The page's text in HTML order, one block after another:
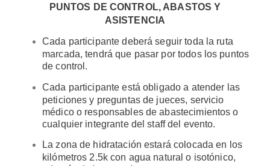
PUNTOS DE CONTROL, ABASTOS Y
ASISTENCIA
Cada participante deberá seguir toda la ruta
marcada, tendrá que pasar por todos los puntos
de control.
Cada participante está obligado a atender las
peticiones y preguntas de jueces, servicio
médico o responsables de abastecimientos o
cualquier integrante del staff del evento.
La zona de hidratación estará colocada en los
kilómetros 2.5k con agua natural o isotónico,